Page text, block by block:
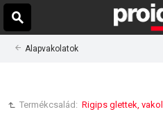
Alapvakolatok
Termékcsalád: Rigips glettek,